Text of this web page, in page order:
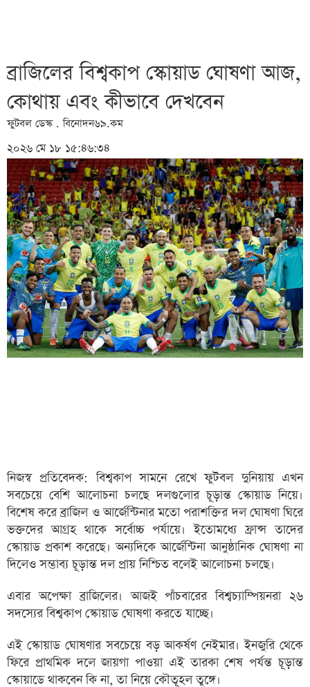
ব্রাজিলের বিশ্বকাপ স্কোয়াড ঘোষণা আজ,
কোথায় এবং কীভাবে দেখবেন
ফুটবল ডেস্ক . বিনোদন৬৯.কম
২০২৬ মে ১৮ ১৫:৪৬:৩৪
নিজস্ব প্রতিবেদক: বিশ্বকাপ সামনে রেখে ফুটবল দুনিয়ায় এখন
সবচেয়ে বেশি আলোচনা চলছে দলগুলোর চূড়ান্ত স্কোয়াড নিয়ে।
বিশেষ করে ব্রাজিল ও আর্জেন্টিনার মতো পরাশক্তির দল ঘোষণা ঘিরে
ভক্তদের আগ্রহ থাকে সর্বোচ্চ পর্যায়ে। ইতোমধ্যে ফ্রান্স তাদের
স্কোয়াড প্রকাশ করেছে। অন্যদিকে আর্জেন্টিনা আনুষ্ঠানিক ঘোষণা না
দিলেও সম্ভাব্য চূড়ান্ত দল প্রায় নিশ্চিত বলেই আলোচনা চলছে।
এবার অপেক্ষা ব্রাজিলের। আজই পাঁচবারের বিশ্বচ্যাম্পিয়নরা ২৬
সদস্যের বিশ্বকাপ স্কোয়াড ঘোষণা করতে যাচ্ছে।
এই স্কোয়াড ঘোষণার সবচেয়ে বড় আকর্ষণ নেইমার। ইনজুরি থেকে
ফিরে প্রাথমিক দলে জায়গা পাওয়া এই তারকা শেষ পর্যন্ত চূড়ান্ত
স্কোয়াডে থাকবেন কি না, তা নিয়ে কৌতূহল তুঙ্গে।